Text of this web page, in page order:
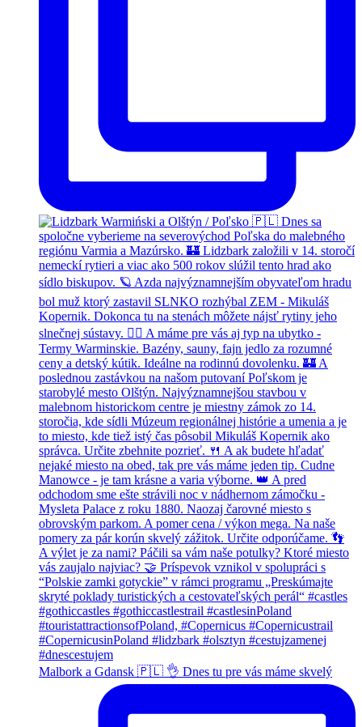
Malbork a Gdansk 🇵🇱 👌 Dnes tu pre vás máme skvelý